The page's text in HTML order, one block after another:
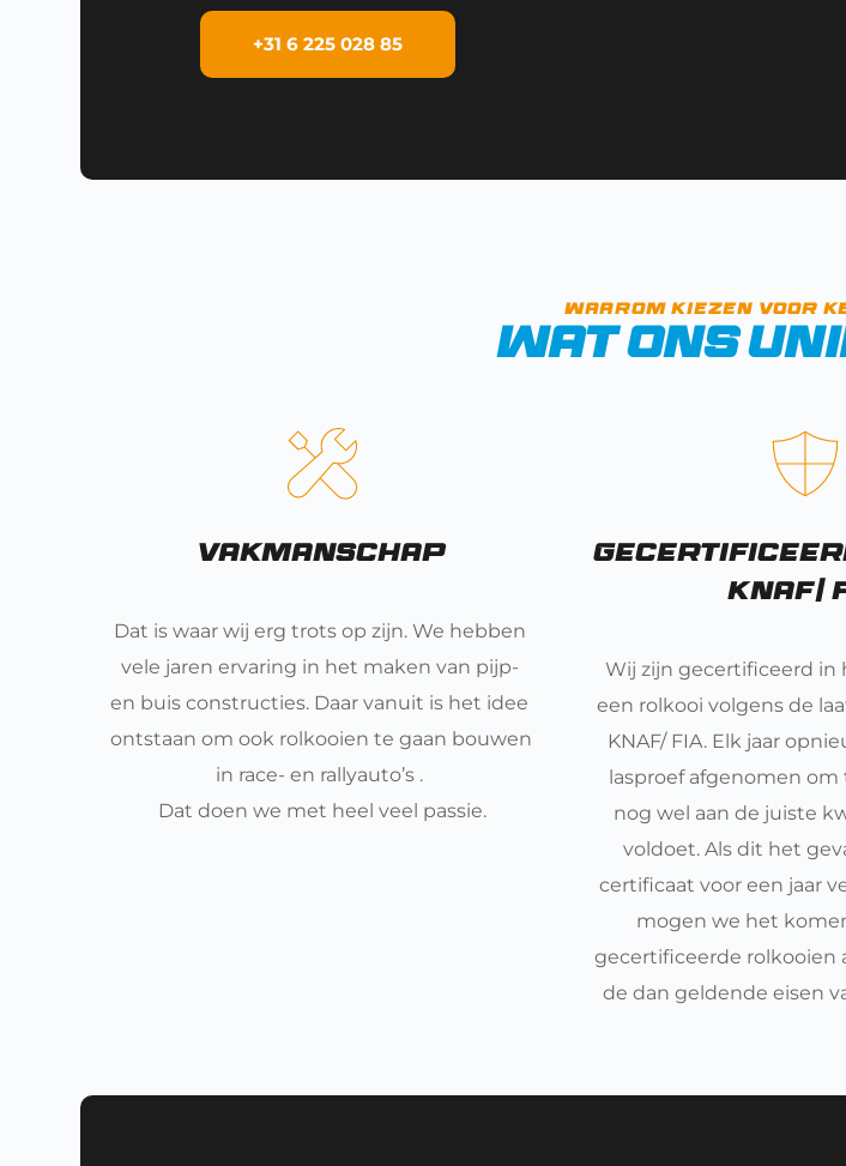
+31 6 225 028 85
Waarom kiezen voor
wat ons
Vakmanschap
Dat is waar wij erg trots op zijn. We hebben
vele jaren ervaring in het maken van pijp-
en buis constructies. Daar vanuit is het idee
ontstaan om ook rolkooien te gaan bouwen
in race- en rallyauto’s .
Dat doen we met heel veel passie.
KNAF/
Wij zijn gecertificeerd in
een rolkooi volgens de
KNAF/ FIA. Elk jaar
lasproef afgenomen
nog wel aan de juiste
voldoet. Als dit het
certificaat voor een jaar
mogen we het
gecertificeerde rolkooien
de dan geldende eisen